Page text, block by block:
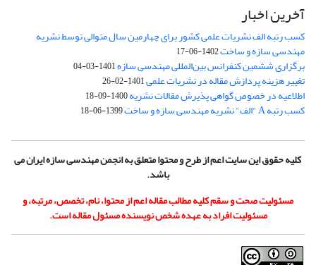
آخرین اخبار
کسب رتبه الف نشریات علمی کشور برای چهارمین سال متوالی توسط نشریه
مهندسی سازه و ساخت1402-06-17
برگزاری ششمین کنفرانس بین‌المللی مهندسی سازه1401-03-04
تغییر هزینه پردازش مقاله در نشریات علمی1401-02-26
اطلاعیه در خصوص گواهی پذیرش مقالات نشریه1400-09-18
کسب رتبه A "الف" نشریه مهندسی سازه و ساخت 1399-06-18
کلیه حقوق این سایت اعم از طرح و محتوا متعلق به انجمن مهندسی سازه ایران می
باشد.
مسئولیت صحت و سقم کلیه مطالب مقاله اعم از محتوا، نام، تخصص، مرتبه، و
مسئولیت افراد به عهده شخص نویسنده مسئول مقاله است.